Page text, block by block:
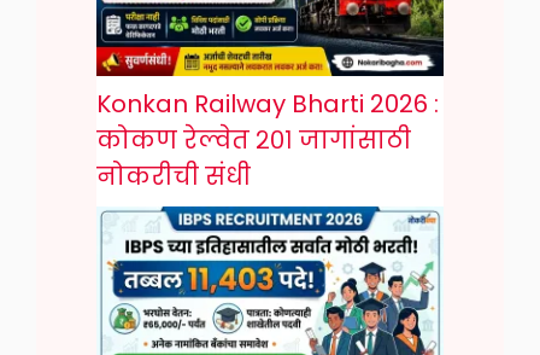
Konkan Railway Bharti 2026 :
कोकण रेल्वेत २०१ जागांसाठी
नोकरीची संधी